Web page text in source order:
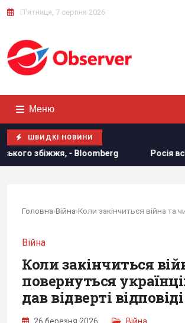
П'ятниця, 7 серпня 2026
Меню
ШВИДКІ НОВИНИ
Росія встановила антидронові
Головна›Війна›
Війна
Коли закінчиться
повернуться
дав відверті відповіді